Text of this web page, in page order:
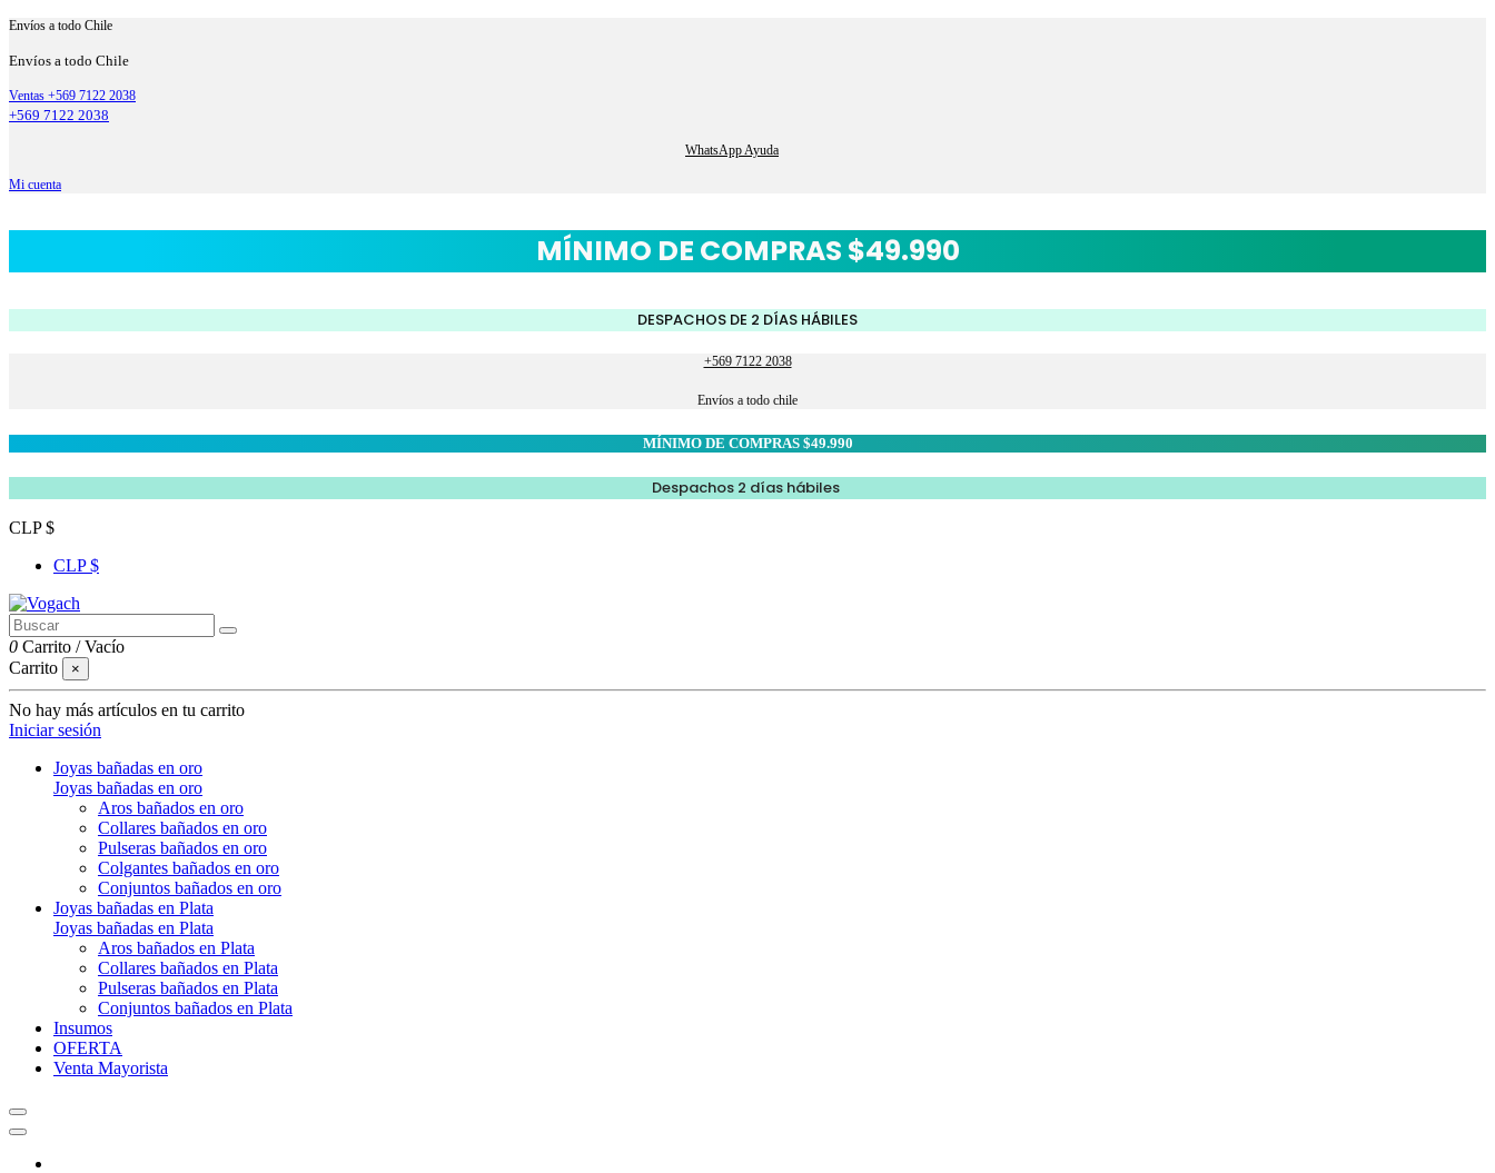
Envíos a todo Chile
Envíos a todo Chile
Ventas +569 7122 2038
+569 7122 2038
WhatsApp Ayuda
Mi cuenta
MÍNIMO DE COMPRAS $49.990
DESPACHOS DE 2 DÍAS HÁBILES
+569 7122 2038
Envíos a todo chile
MÍNIMO DE COMPRAS $49.990
Despachos 2 días hábiles
CLP $
CLP $
0 Carrito /Vacío
Carrito
×
No hay más artículos en tu carrito
Iniciar sesión
Joyas bañadas en oro
Joyas bañadas en oro
Aros bañados en oro
Collares bañados en oro
Pulseras bañados en oro
Colgantes bañados en oro
Conjuntos bañados en oro
Joyas bañadas en Plata
Joyas bañadas en Plata
Aros bañados en Plata
Collares bañados en Plata
Pulseras bañados en Plata
Conjuntos bañados en Plata
Insumos
OFERTA
Venta Mayorista